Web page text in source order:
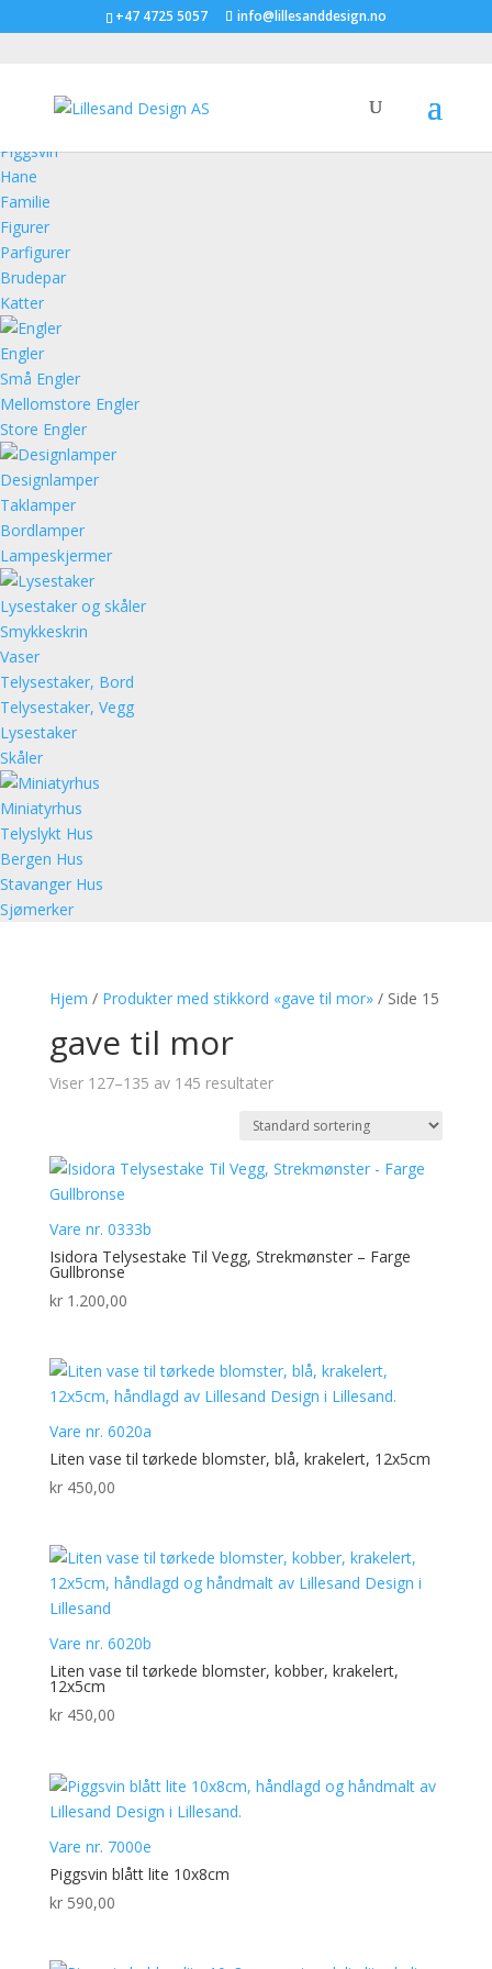
+47 4725 5057 info@lillesanddesign.no
Piggsvin
Hane
Familie
Figurer
Parfigurer
Brudepar
Katter
Engler
Små Engler
Mellomstore Engler
Store Engler
Designlamper
Taklamper
Bordlamper
Lampeskjermer
Lysestaker og skåler
Smykkeskrin
Vaser
Telysestaker, Bord
Telysestaker, Vegg
Lysestaker
Skåler
Miniatyrhus
Telyslykt Hus
Bergen Hus
Stavanger Hus
Sjømerker
Hjem / Produkter med stikkord «gave til mor»/ Side 15
gave til mor
Viser 127–135 av 145 resultater
Vare nr. 0333b
Isidora Telysestake Til Vegg, Strekmønster – Farge
Gullbronse
kr1.200,00
Vare nr. 6020a
Liten vase til tørkede blomster, blå, krakelert, 12x5cm
kr450,00
Vare nr. 6020b
Liten vase til tørkede blomster, kobber, krakelert,
12x5cm
kr450,00
Vare nr. 7000e
Piggsvin blått lite 10x8cm
kr590,00